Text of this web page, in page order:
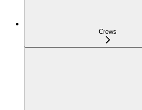
Crews